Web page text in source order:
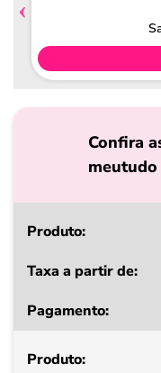
Confira
Produto
a
de